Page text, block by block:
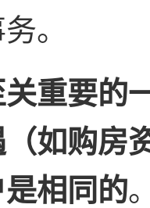
。
关重要的
如购房
相同的